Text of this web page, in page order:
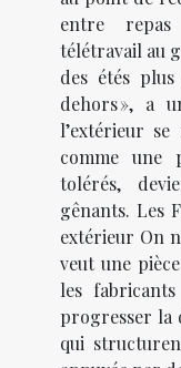
entre
télétravail au
des étés
dehors », a
l’extérieur se
comme une
tolérés,
gênants. Les
extérieur On
veut une
les
progresser la
qui